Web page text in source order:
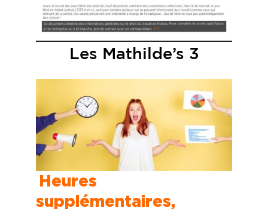
Les Mathilde’s 3
Heures
supplémentaires,